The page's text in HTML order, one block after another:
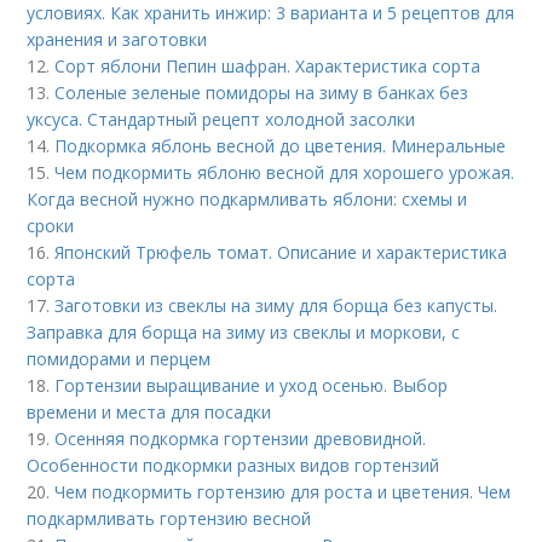
условиях. Как хранить инжир: 3 варианта и 5 рецептов для
хранения и заготовки
12.Сорт яблони Пепин шафран. Характеристика сорта
13.Соленые зеленые помидоры на зиму в банках без
уксуса. Стандартный рецепт холодной засолки
14. Подкормка яблонь весной до цветения. Минеральные
15.Чем подкормить яблоню весной для хорошего урожая.
Когда весной нужно подкармливать яблони: схемы и
сроки
16.Японский Трюфель томат. Описание и характеристика
сорта
17.Заготовки из свеклы на зиму для борща без капусты.
Заправка для борща на зиму из свеклы и моркови, с
помидорами и перцем
18. Гортензии выращивание и уход осенью. Выбор
времени и места для посадки
19.Осенняя подкормка гортензии древовидной.
Особенности подкормки разных видов гортензий
20.Чем подкормить гортензию для роста и цветения. Чем
подкармливать гортензию весной